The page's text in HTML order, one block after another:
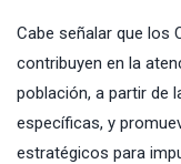
Cabe señalar que los
contribuyen en la
población, a partir de
específicas, y
estratégicos para